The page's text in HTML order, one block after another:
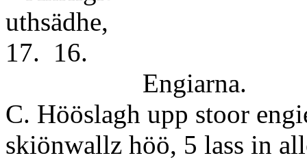
17. 16.
Engiarna.
C. Hööslagh upp stoor
skiönwallz höö, 5 lass in